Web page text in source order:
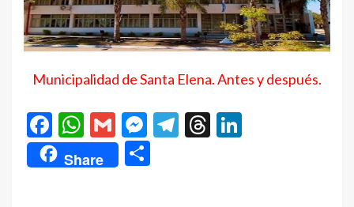
Municipalidad de Santa Elena. Antes y después.
Facebook
WhatsApp
GmailMessenger
Telegram
Threads
Share